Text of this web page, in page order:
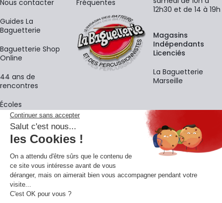
Nous contacter
Guides La
Baguetterie
Baguetterie Shop
Online
44 ans de
rencontres
Écoles
Fréquentes
12h30 et de 14 à 19h
Magasins
Indépendants
Licenciés
La Baguetterie
Marseille
La newsletter
Adresse e-mail
En vous inscrivant à notre newsletter, vous acceptez notre
confidentialité.
Retrouvons-nous sur